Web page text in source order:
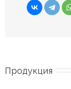
Продукция